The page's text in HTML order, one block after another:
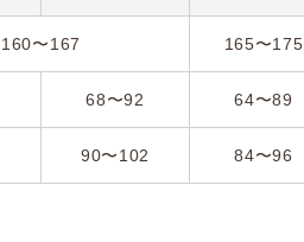
160〜167 165〜175
68〜92 64〜89
90〜102 84〜96